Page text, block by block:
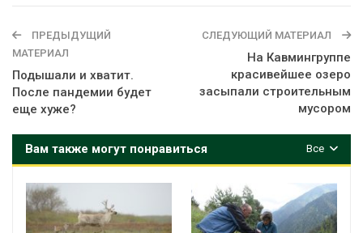
ПРЕДЫДУЩИЙ
МАТЕРИАЛ
Подышали и хватит.
После пандемии будет
еще хуже?
СЛЕДУЮЩИЙ МАТЕРИАЛ
На Кавмингруппе
красивейшее озеро
засыпали строительным
мусором
Все
Вам также могут понравиться